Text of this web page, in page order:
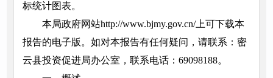
标统计图表。
本局政府网站http://www.bjmy.gov.cn/上可下载本
报告的电子版。如对本报告有任何疑问，请联系：密
云县投资促进局办公室，联系电话：69098188。